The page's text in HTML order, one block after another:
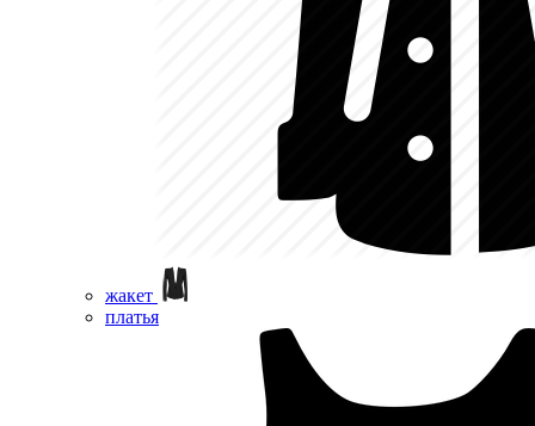
жакет
платья